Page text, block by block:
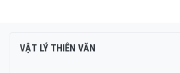
VẬT LÝ THIÊN VĂN